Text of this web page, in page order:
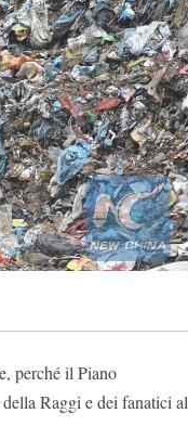
perché il Piano
Raggi e dei fanatici al